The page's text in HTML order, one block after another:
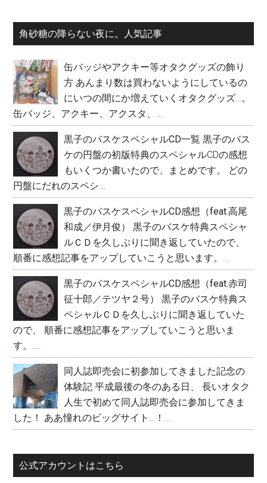
ま
最
の
サ
イ
ド
バ
ー
角砂糖の降らない夜に。人気記事
缶バッジやアクキー等オタクグッズの飾り
方 あんまり数は買わないようにしているの
にいつの間にか増えていくオタクグッズ…。
缶バッジ、アクキー、アクスタ、...
黒子のバスケスペシャルCD一覧 黒子のバス
ケの円盤の初版特典のスペシャルCDの感想
もいくつか書いたので、まとめです。 どの
円盤にだれのスペシ...
黒子のバスケスペシャルCD感想（feat.高尾
和成／伊月俊）
黒子のバスケ特典スペシャ
ルＣＤを久しぶりに聞き返していたので、
順番に感想記事をアップしていこうと思います。...
黒子のバスケスペシャルCD感想（feat.赤司
征十郎／テツヤ２号）
黒子のバスケ特典ス
ペシャルＣＤを久しぶりに聞き返していた
ので、 順番に感想記事をアップしていこうと思いま
す。...
同人誌即売会に初参加してきました記念の
体験記 平成最後の冬のある日、 長いオタク
人生で初めて同人誌即売会に参加してきま
した！ ああ憧れのビッグサイト…！...
公式アカウントはこちら